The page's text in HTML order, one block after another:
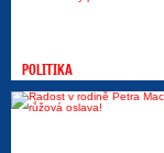
POLITIKA